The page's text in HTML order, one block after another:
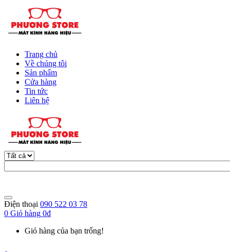
Trang chủ
Về chúng tôi
Sản phẩm
Cửa hàng
Tin tức
Liên hệ
Điện thoại 090 522 03 78
0 Giỏ hàng 0đ
Giỏ hàng của bạn trống!